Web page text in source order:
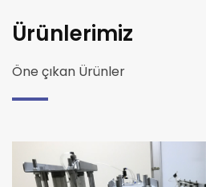
Ürünlerimiz
Öne çıkan Ürünler